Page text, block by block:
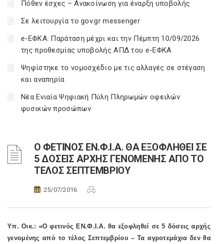
Πόθεν έσχες – Ανακοίνωση για έναρξη υποβολής
Σε λειτουργία το gov.gr messenger
e-ΕΦΚΑ: Παράταση μέχρι και την Πέμπτη 10/09/2026
της προθεσμίας υποβολής ΑΠΔ του e-ΕΦΚΑ
Ψηφίστηκε το νομοσχέδιο με τις αλλαγές σε στέγαση
και αναπηρία
Νέα Ενιαία Ψηφιακή Πύλη Πληρωμών οφειλών
φυσικών προσώπων
Ο ΦΕΤΙΝΟΣ ΕΝ.Φ.Ι.Α. ΘΑ ΕΞΟΦΛΗΘΕΙ ΣΕ
5 ΔΟΣΕΙΣ ΑΡΧΗΣ ΓΕΝΟΜΕΝΗΣ ΑΠΟ ΤΟ
ΤΕΛΟΣ ΣΕΠΤΕΜΒΡΙΟΥ
25/07/2016
Υπ. Οικ.: «Ο φετινός ΕΝ.Φ.Ι.Α. θα εξοφληθεί σε 5 δόσεις αρχής
γενομένης από το τέλος Σεπτεμβρίου – Τα αγροτεμάχια δεν θα